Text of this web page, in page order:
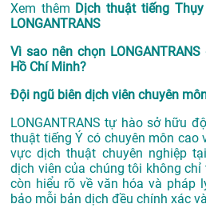
Xem thêm Dịch thuật tiếng
LONGANTRANS
Vì sao nên chọn
Hồ Chí Minh?
Đội ngũ biên dịch viên chuyên
LONGANTRANS tự hào sở hữu
thuật tiếng Ý có chuyên môn cao
vựcdịch thuật chuyên nghiệp
dịch viên của chúng tôi không
còn hiểu rõ về văn hóa và pháp
bảo mỗi bản dịch đều chính xác